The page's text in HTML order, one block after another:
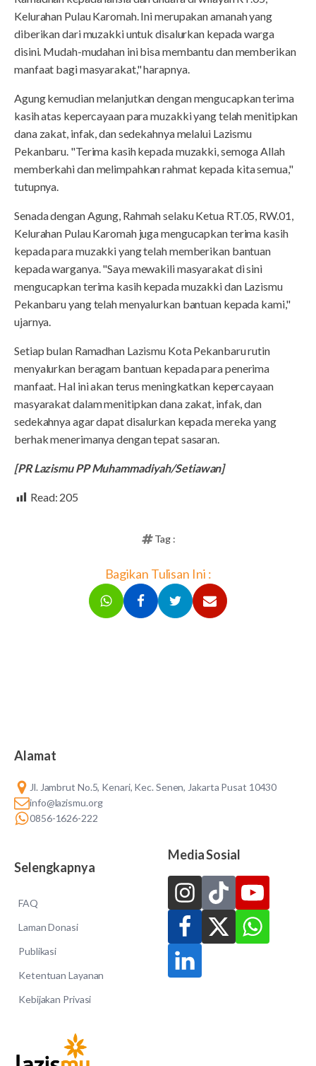
Kelurahan Pulau Karomah. Ini merupakan amanah yang
diberikan dari muzakki untuk disalurkan kepada warga
disini. Mudah-mudahan ini bisa membantu dan memberikan
manfaat bagi masyarakat," harapnya.
Agung kemudian melanjutkan dengan mengucapkan terima
kasih atas kepercayaan para muzakki yang telah menitipkan
dana zakat, infak, dan sedekahnya melalui Lazismu
Pekanbaru. "Terima kasih kepada muzakki, semoga Allah
memberkahi dan melimpahkan rahmat kepada kita semua,"
tutupnya.
Senada dengan Agung, Rahmah selaku Ketua RT.05, RW.01,
Kelurahan Pulau Karomah juga mengucapkan terima kasih
kepada para muzakki yang telah memberikan bantuan
kepada warganya. "Saya mewakili masyarakat di sini
mengucapkan terima kasih kepada muzakki dan Lazismu
Pekanbaru yang telah menyalurkan bantuan kepada kami,"
ujarnya.
Setiap bulan Ramadhan Lazismu Kota Pekanbaru rutin
menyalurkan beragam bantuan kepada para penerima
manfaat. Hal ini akan terus meningkatkan kepercayaan
masyarakat dalam menitipkan dana zakat, infak, dan
sedekahnya agar dapat disalurkan kepada mereka yang
berhak menerimanya dengan tepat sasaran.
[PR Lazismu PP Muhammadiyah/Setiawan]
Read: 205
Tag :
Bagikan Tulisan Ini :
Alamat
Jl. Jambrut No.5, Kenari, Kec. Senen, Jakarta Pusat 10430
info@lazismu.org
0856-1626-222
Selengkapnya
FAQ
Laman Donasi
Publikasi
Ketentuan Layanan
Kebijakan Privasi
Media Sosial